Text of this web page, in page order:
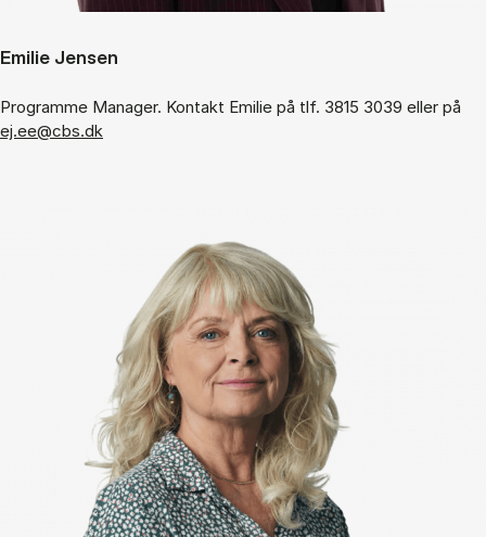
Emilie Jensen
Programme Manager. Kontakt Emilie på tlf. 3815 3039 eller på
ej.ee@cbs.dk